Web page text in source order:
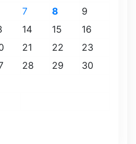
7 8
9
14 15
16
21 22
23
28 29
30